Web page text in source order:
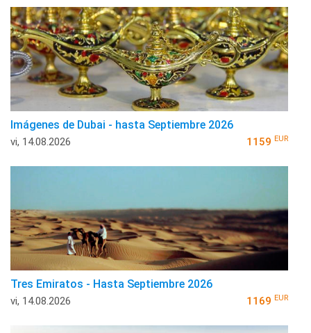
Imágenes de Dubai - hasta Septiembre 2026
vi, 14.08.2026 1159 EUR
Tres Emiratos - Hasta Septiembre 2026
vi, 14.08.2026 1169 EUR